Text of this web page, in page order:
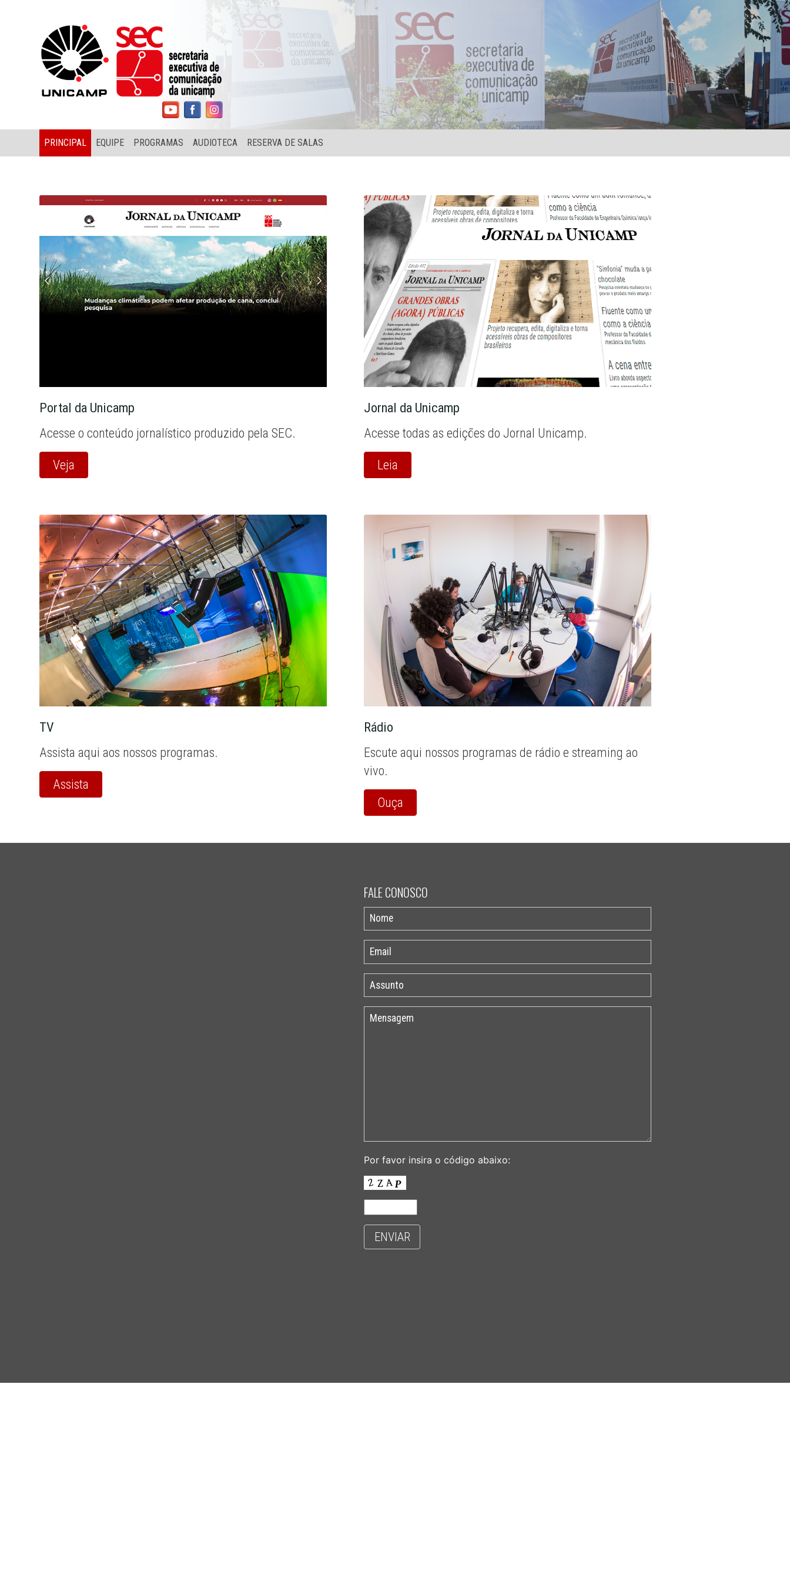
PRINCIPAL EQUIPE PROGRAMAS AUDIOTECA RESERVA DE SALAS
Portal da Unicamp
Acesse o conteúdo jornalístico produzido pela SEC.
Veja
Jornal da Unicamp
Acesse todas as edições do Jornal Unicamp.
Leia
TV
Assista aqui aos nossos programas.
Assista
Rádio
Escute aqui nossos programas de rádio e streaming ao
vivo.
Ouça
FALE CONOSCO
Por favor insira o código abaixo:
ENVIAR